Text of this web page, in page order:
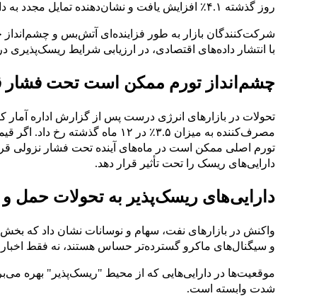
روز گذشته ۴.۱٪ افزایش یافت و نشان‌دهنده تمایل مجدد به دارایی‌های رشد محور و با بتای بالا است.
شرکت‌کنندگان بازار به طور فزاینده‌ای آتش‌بس و
با انتشار داده‌های اقتصادی، در ارزیابی شرایط ریسک‌پذیری
چشم‌انداز تورم ممکن است تحت فشار
تحولات در بازارهای انرژی درست پس از گزارش اداره
مصرف‌کننده به میزان ۳.۵٪ در ۱۲
تورم اصلی ممکن است در ماه‌های آینده تحت فشار نزولی
دارایی‌های ریسک را تحت تأثیر قرار دهد.
دارایی‌های ریسک‌پذیر به تحولات حمل و
واکنش در بازارهای نفت، سهام و نوسانات نشان داد که
و سیگنال‌های ماکرو گسترده‌تر حساس هستند، نه فقط
موقعیت‌ها در دارایی‌هایی که از محیط "ریسک‌پذیر" بهره
شدت وابسته است.